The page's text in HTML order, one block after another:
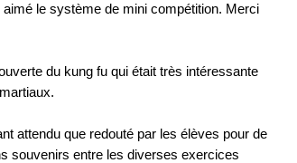
le système de mini compétition. Merci
du kung fu qui était très intéressante
attendu que redouté par les élèves pour de
souvenirs entre les diverses exercices